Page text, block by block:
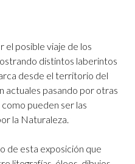
el posible viaje de los
distintos laberintos
desde el territorio del
actuales pasando por otras
pueden ser las
la Naturaleza.
de esta exposición que